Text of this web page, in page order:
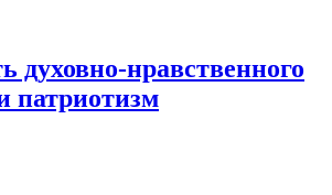
духовно-нравственного
патриотизм